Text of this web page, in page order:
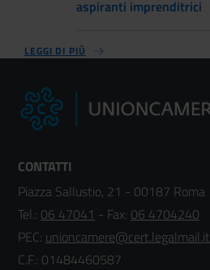
aspiranti imprenditrici
LEGGI DI PIÙ
CONTATTI
Piazza Sallustio, 21 - 00187 Roma
Tel.: 06 47041 - Fax: 06 4704240
PEC: unioncamere@cert.legalmail.it
C.F.: 01484460587